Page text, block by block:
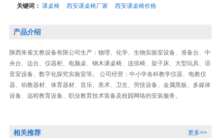
关键词：课桌椅 西安课桌椅厂家 西安课桌椅价格
产品介绍
陕西朱雀文教设备有限公司生产：物理、化学、生物实验室设备、准备台、中
央台、边台、仪器柜、电脑桌、钢木课桌椅、连排椅、架子床、大型玩具、语
音室设备、数字化探究实验室等。 公司经营：中小学各科教学仪器、电教仪
器、幼教器材、体育器材、音乐、美术、卫生、劳技设备、金属黑板、多媒体
设备、远程教育设备、职业教育技术装备及校园网络的安装服务。
更多>>
相关推荐